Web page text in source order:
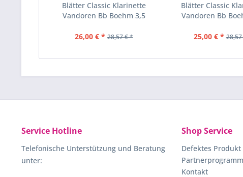
Blätter Classic Klarinette
Vandoren Bb Boehm 3,5
26,00 € * 28,57 € *
Blätter Classic
Vandoren Bb
25,00 € *
Service Hotline
Telefonische Unterstützung und Beratung
unter:
Shop Service
Defektes Produkt
Partnerprogramm
Kontakt